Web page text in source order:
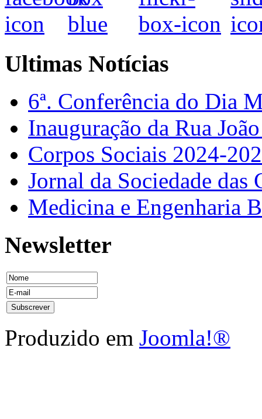
Ultimas Notícias
6ª. Conferência do Dia
Inauguração da Rua
Corpos Sociais 2024-
Jornal da Sociedade
Medicina e Engenharia
Newsletter
Produzido em Joomla!®